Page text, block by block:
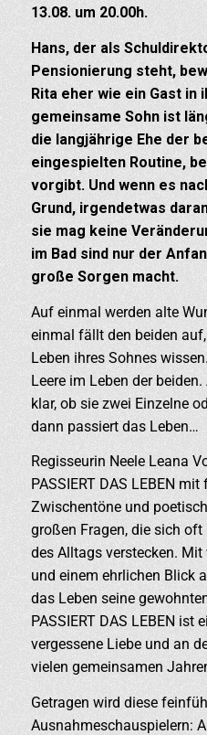
13.08. um 20.00h.
Hans, der als
Pensionierung steht,
Rita eher wie ein Gast in
gemeinsame Sohn ist
die langjährige Ehe der
eingespielten Routine,
vorgibt. Und wenn es
Grund, irgendetwas
sie mag keine
im Bad sind nur der
große Sorgen macht.
Auf einmal werden alte
einmal fällt den beiden
Leben ihres Sohnes
Leere im Leben der
klar, ob sie zwei Einzelne
dann passiert das Leben…
Regisseurin Neele Leana
PASSIERT DAS LEBEN
Zwischentöne und
großen Fragen, die sich
des Alltags verstecken.
und einem ehrlichen Blick
das Leben seine
PASSIERT DAS LEBEN ist
vergessene Liebe und an
vielen gemeinsamen
Getragen wird diese
Ausnahmeschauspielern: